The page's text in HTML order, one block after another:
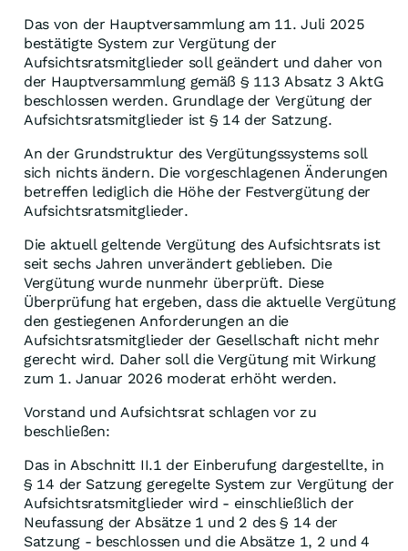
Das von der Hauptversammlung am 11. Juli 2025
bestätigte System zur Vergütung der
Aufsichtsratsmitglieder soll geändert und daher von
der Hauptversammlung gemäß § 113 Absatz 3 AktG
beschlossen werden. Grundlage der Vergütung der
Aufsichtsratsmitglieder ist § 14 der Satzung.
An der Grundstruktur des Vergütungssystems soll
sich nichts ändern. Die vorgeschlagenen Änderungen
betreffen lediglich die Höhe der Festvergütung der
Aufsichtsratsmitglieder.
Die aktuell geltende Vergütung des Aufsichtsrats ist
seit sechs Jahren unverändert geblieben. Die
Vergütung wurde nunmehr überprüft. Diese
Überprüfung hat ergeben, dass die aktuelle Vergütung
den gestiegenen Anforderungen an die
Aufsichtsratsmitglieder der Gesellschaft nicht mehr
gerecht wird. Daher soll die Vergütung mit Wirkung
zum 1. Januar 2026 moderat erhöht werden.
Vorstand und Aufsichtsrat schlagen vor zu
beschließen:
Das in Abschnitt II.1 der Einberufung dargestellte, in
§ 14 der Satzung geregelte System zur Vergütung der
Aufsichtsratsmitglieder wird - einschließlich der
Neufassung der Absätze 1 und 2 des § 14 der
Satzung - beschlossen und die Absätze 1, 2 und 4